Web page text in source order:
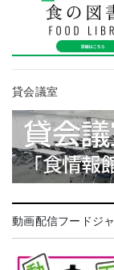
貸会議室
動画配信フードジ